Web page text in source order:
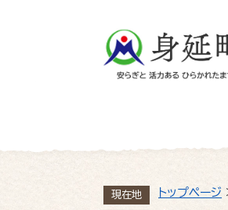
現在地 トップページ